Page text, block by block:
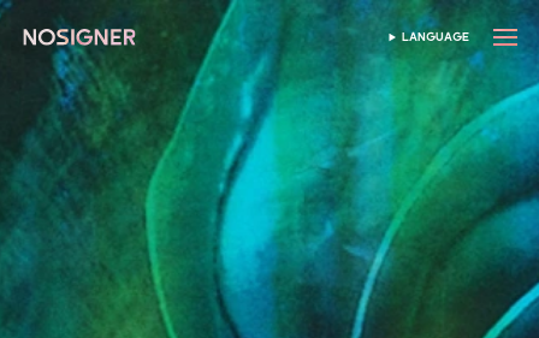
หน้าหลัก เลือกภาษา
LANGUAGE